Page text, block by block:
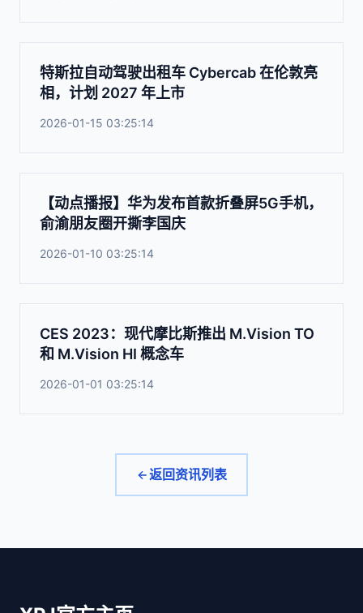
特斯拉自动驾驶出租车 Cybercab 在伦敦亮
相，计划 2027 年上市
2026-01-15 03:25:14
【动点播报】华为发布首款折叠屏5G手机，
俞渝朋友圈开撕李国庆
2026-01-10 03:25:14
CES 2023：现代摩比斯推出 M.Vision TO
和 M.Vision HI 概念车
2026-01-01 03:25:14
返回资讯列表